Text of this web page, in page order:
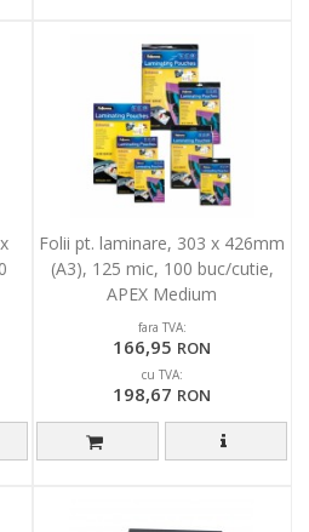
Folii pt. laminare, 303 x 426mm
(A3), 125 mic, 100 buc/cutie,
APEX Medium
fara TVA:
166,95 RON
cu TVA:
198,67 RON